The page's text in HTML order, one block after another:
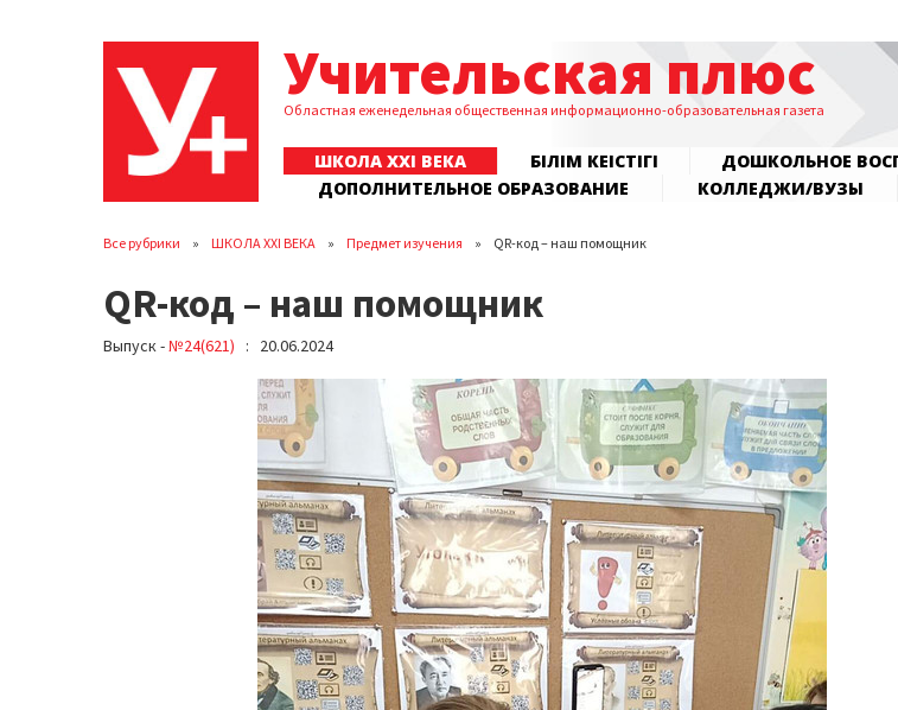
Учительская плюс
Областная еженедельная общественная информационно-образовательная газета
ШКОЛА XXI ВЕКА БІЛІМ КЕҢІСТІГІ ДОШКОЛЬНОЕ
ДОПОЛНИТЕЛЬНОЕ ОБРАЗОВАНИЕ
КОЛЛЕДЖИ/ВУЗЫ
Все рубрики ШКОЛА XXI ВЕКА Предмет изучения QR-код – наш помощник
QR-код – наш помощник
Выпуск -№24(621) : 20.06.2024